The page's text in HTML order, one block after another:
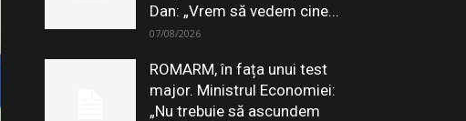
Dan: „Vrem să vedem cine...
07/08/2026
ROMARM, în fața unui test
major. Ministrul Economiei:
„Nu trebuie să ascundem